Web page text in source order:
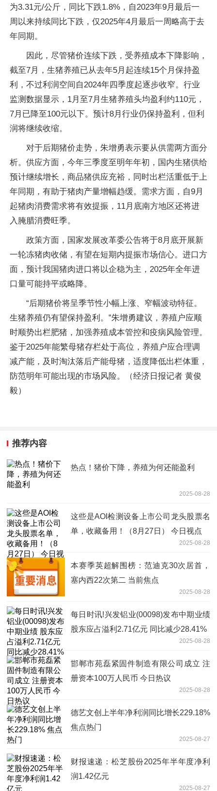
为3.31元/公斤，同比下跌1.8%，自2023年9月最后一
周以来持续同比下跌，仅2025年4月最后一周略高于去
年同期。
因此，尽管猪价连续下跌，受养殖成本下降影响，
截至7月，生猪养殖已从去年5月起连续15个月保持盈
利，不过利润空间自2024年四季度起逐步收窄。行业
监测数据显示，1月至7月生猪养殖头均盈利约110元，
7月已降至100元以下。预计8月行业仍保持盈利，但利
润将继续收缩。
对于后期猪价走势，朱增勇表示要从供需两方面分
析。供应方面，今年三季度至明年年初，国内生猪供给
预计继续增长，商品猪供应充裕，同时出栏活重低于上
年同期，有助于猪肉产量增幅趋缓。需求方面，自9月
起猪肉消费需求将有效提振，11月底南方地区还将进
入腌腊消费旺季。
政策方面，国家发展改革委公告将于8月底开展新
一轮冻猪肉收储，有望在短期内提振市场信心。进口方
面，预计我国猪肉进口将以企稳为主，2025年全年进
口量可能持平或略降。
“后期猪价将呈季节性小幅上涨、窄幅波动特征。
生猪养殖仍有望保持盈利。”朱增勇建议，养殖户应顺
时顺势出栏肥猪，加强养殖成本管控和疫病风险管理。
鉴于2025年能繁母猪存栏处于高位，养殖户应合理调
减产能，及时淘汰落后产能母猪，适度降低出栏体重，
防范明年可能出现的市场风险。（经济日报记者 黄俊
毅）
推荐内容
热点！猪价下降，养殖为何还能盈利
2025-08-28
这些是AOI检测设备上市公司龙头股票名
单，收藏备用！（8月27日） 今日视点
2025-08-28
本赛季英超解围榜：范迪克30次居首，
塞内西22次第二 当前焦点
2025-08-28
每日时讯!兴发铝业(00098)发布中期业绩
股东应占溢利2.71亿元 同比减少28.41%
2025-08-28
邯郸市苑磊紧固件制造有限公司成立 注
册资本100万人民币 今日热议
2025-08-28
德艺文创上半年净利润同比增长229.18%
焦点热门
2025-08-27
财报速递：松芝股份2025年半年度净利
润1.42亿元
2025-08-27